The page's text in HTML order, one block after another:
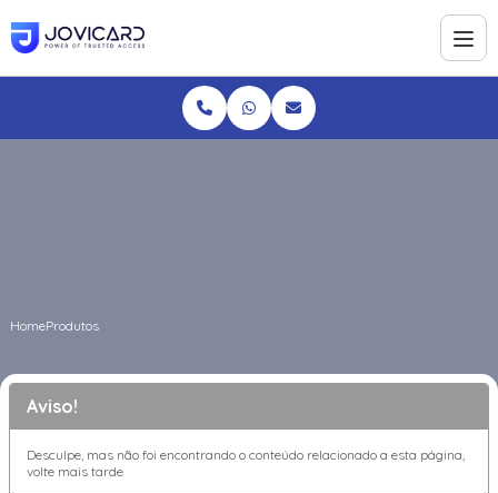
HomeProdutos
Aviso!
Desculpe, mas não foi encontrando o conteúdo relacionado a esta página,
volte mais tarde